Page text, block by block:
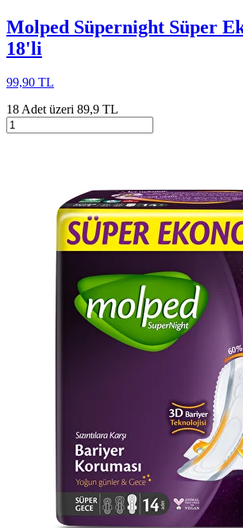
Molped Süpernight Süper
18'li
99,90 TL
18 Adet üzeri 89,9 TL